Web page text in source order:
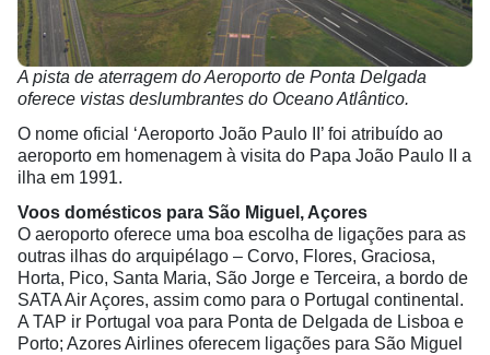
A pista de aterragem do Aeroporto de Ponta Delgada
oferece vistas deslumbrantes do Oceano Atlântico.
O nome oficial ‘Aeroporto João Paulo II’ foi atribuído ao
aeroporto em homenagem à visita do Papa João Paulo II a
ilha em 1991.
Voos domésticos para São Miguel, Açores
O aeroporto oferece uma boa escolha de ligações para as
outras ilhas do arquipélago – Corvo, Flores, Graciosa,
Horta, Pico, Santa Maria, São Jorge e Terceira, a bordo de
SATA Air Açores, assim como para o Portugal continental.
A TAP ir Portugal voa para Ponta de Delgada de Lisboa e
Porto; Azores Airlines oferecem ligações para São Miguel